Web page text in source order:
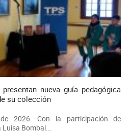
nueva guía pedagógica
su colección
2026. Con la participación de
Luisa Bombal...